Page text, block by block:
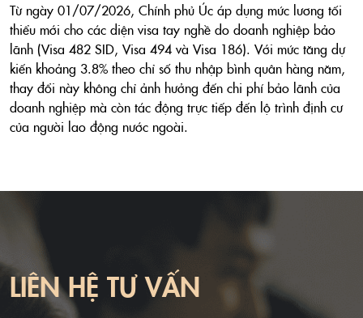
Từ ngày 01/07/2026, Chính phủ Úc áp dụng mức lương tối
thiểu mới cho các diện visa tay nghề do doanh nghiệp bảo
lãnh (Visa 482 SID, Visa 494 và Visa 186). Với mức tăng dự
kiến khoảng 3.8% theo chỉ số thu nhập bình quân hàng năm,
thay đổi này không chỉ ảnh hưởng đến chi phí bảo lãnh của
doanh nghiệp mà còn tác động trực tiếp đến lộ trình định cư
của người lao động nước ngoài.
LIÊN HỆ TƯ VẤN